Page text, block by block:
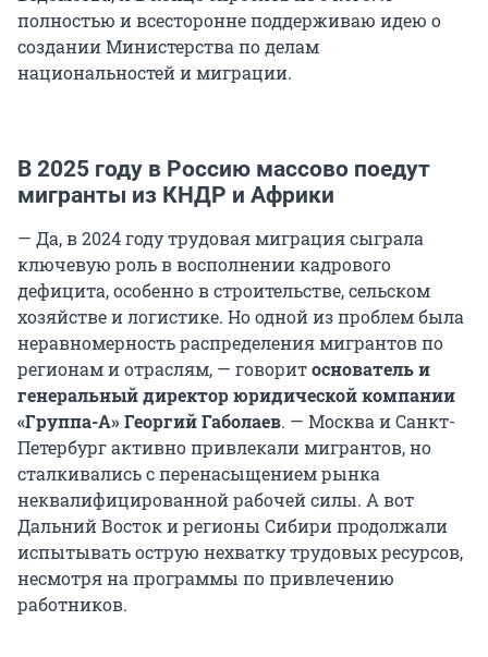
полностью и всесторонне поддерживаю идею о
создании Министерства по делам
национальностей и миграции.
В 2025 году в Россию массово поедут
мигранты из КНДР и Африки
— Да, в 2024 году трудовая миграция сыграла
ключевую роль в восполнении кадрового
дефицита, особенно в строительстве, сельском
хозяйстве и логистике. Но одной из проблем была
неравномерность распределения мигрантов по
регионам и отраслям, — говоритоснователь и
генеральный директор юридической компании
«Группа-А» Георгий Габолаев. — Москва и Санкт-
Петербург активно привлекали мигрантов, но
сталкивались с перенасыщением рынка
неквалифицированной рабочей силы. А вот
Дальний Восток и регионы Сибири продолжали
испытывать острую нехватку трудовых ресурсов,
несмотря на программы по привлечению
работников.